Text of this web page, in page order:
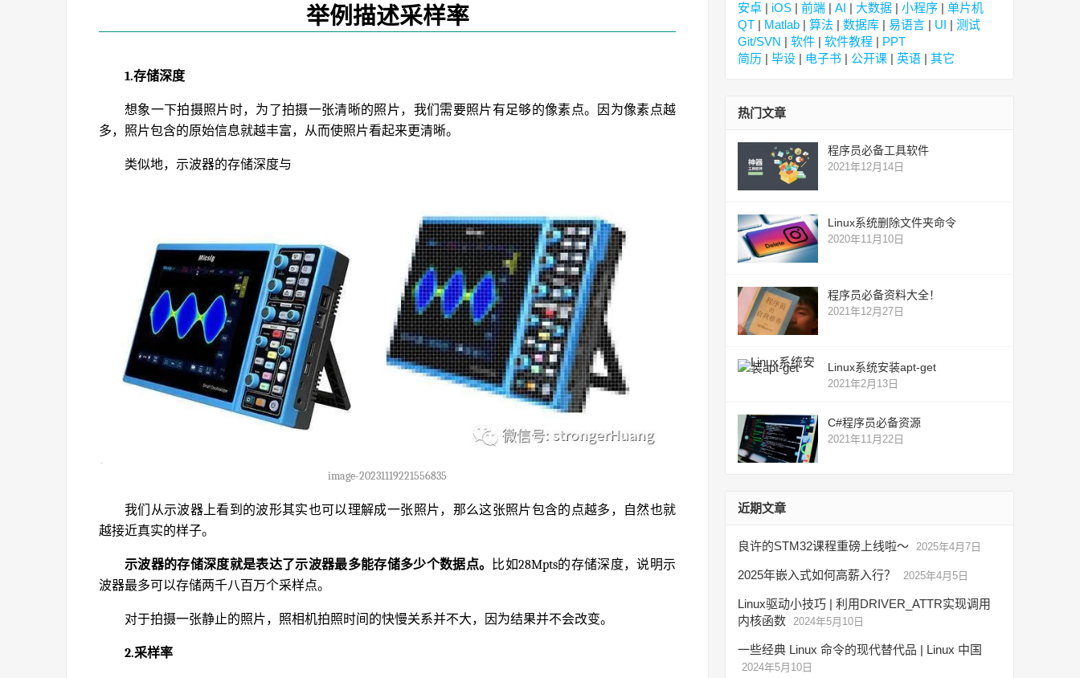
举例描述采样率
1.存储深度
想象一下拍摄照片时，为了拍摄一张清晰的照片，我们需要照片有足够的像素点。因为像素点越
多，照片包含的原始信息就越丰富，从而使照片看起来更清晰。
类似地，示波器的存储深度与
image-20231119221556835
我们从示波器上看到的波形其实也可以理解成一张照片，那么这张照片包含的点越多，自然也就
越接近真实的样子。
示波器的存储深度就是表达了示波器最多能存储多少个数据点。
比如28Mpts的存储深度，说明示
波器最多可以存储两千八百万个采样点。
对于拍摄一张静止的照片，照相机拍照时间的快慢关系并不大，因为结果并不会改变。
2.采样率
安卓 | iOS | 前端 | AI | 大数据 | 小程序 | 单片机
QT | Matlab | 算法 | 数据库 | 易语言 | UI | 测试
Git/SVN | 软件 | 软件教程 | PPT
简历 | 毕设 | 电子书 | 公开课 | 英语 | 其它
热门文章
程序员必备工具软件
2021年12月14日
Linux系统删除文件夹命令
2020年11月10日
程序员必备资料大全！
2021年12月27日
Linux系统安装apt-get
2021年2月13日
C#程序员必备资源
2021年11月22日
近期文章
良许的STM32课程重磅上线啦～ 2025年4月7日
2025年嵌入式如何高薪入行？ 2025年4月5日
Linux驱动小技巧 | 利用DRIVER_ATTR实现调用
内核函数 2024年5月10日
一些经典 Linux 命令的现代替代品 | Linux 中国
2024年5月10日